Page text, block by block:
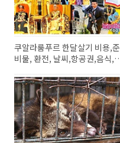
쿠알라룸푸르 한달살기 비용,준
비물, 환전, 날씨,항공권,음식,